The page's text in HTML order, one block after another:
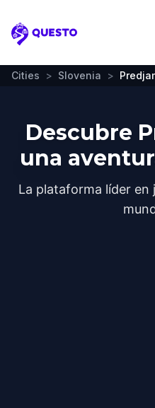
Questo
Cities > Slovenia >
Descubre
una
La plataforma líder en